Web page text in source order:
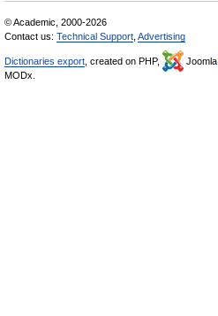
© Academic, 2000-2026
Contact us: Technical Support Advertising
Dictionaries export , created on PHP, Joomla,
MODx.